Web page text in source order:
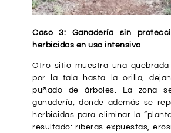
Caso 3: Ganadería sin
herbicidas en uso intensivo
Otro sitio muestra una
por la tala hasta la orilla,
puñado de árboles. La zona
ganadería, donde además se
herbicidas para eliminar la
resultado: riberas expuestas,